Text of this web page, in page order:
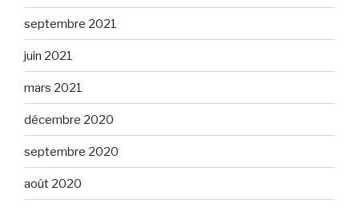
septembre 2021
juin 2021
mars 2021
décembre 2020
septembre 2020
août 2020